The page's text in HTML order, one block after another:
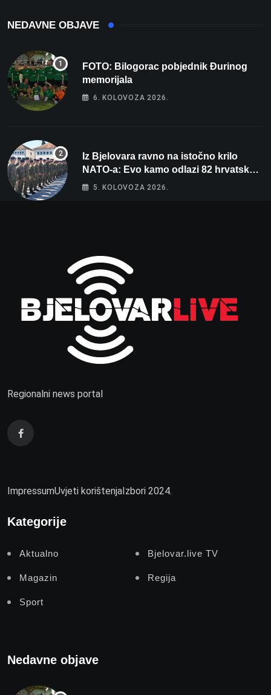
NEDAVNE OBJAVE
FOTO: Bilogorac pobjednik Đurinog
memorijala
6. KOLOVOZA 2026.
Iz Bjelovara ravno na istočno krilo
NATO-a: Evo kamo odlazi 82 hrvatska
vojnika i 6 vojnikinja
5. KOLOVOZA 2026.
Regionalni news portal
ImpressumUvjeti korištenja Izbori 2024.
Kategorije
Aktualno Bjelovar.live TV
Magazin Regija
Sport
Nedavne objave